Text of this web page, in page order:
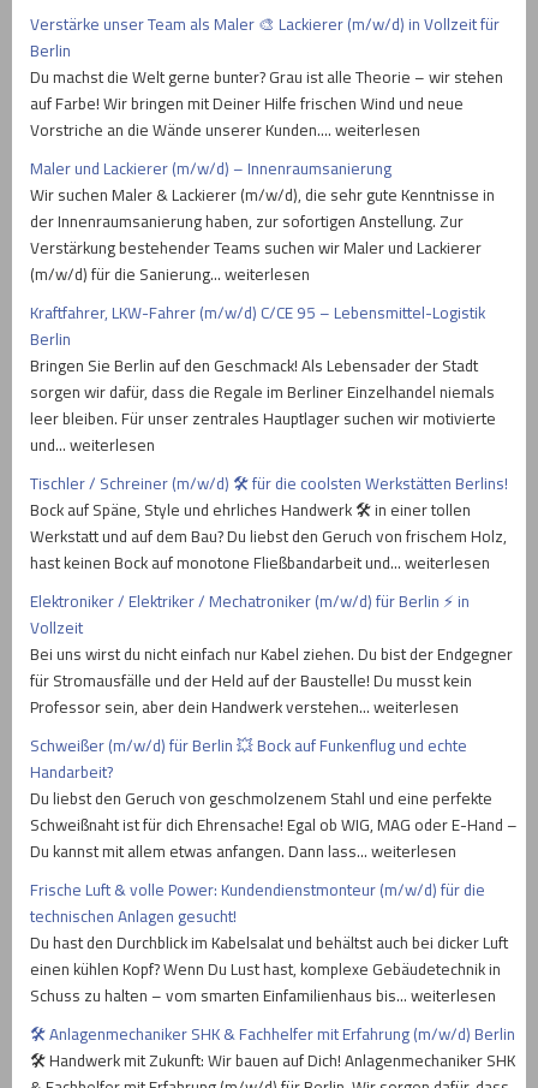
Verstärke unser Team als Maler 🎨 Lackierer (m/w/d) in Vollzeit für
Berlin
Du machst die Welt gerne bunter? Grau ist alle Theorie – wir stehen
auf Farbe! Wir bringen mit Deiner Hilfe frischen Wind und neue
Vorstriche an die Wände unserer Kunden.… weiterlesen
Maler und Lackierer (m/w/d) – Innenraumsanierung
Wir suchen Maler & Lackierer (m/w/d), die sehr gute Kenntnisse in
der Innenraumsanierung haben, zur sofortigen Anstellung. Zur
Verstärkung bestehender Teams suchen wir Maler und Lackierer
(m/w/d) für die Sanierung… weiterlesen
Kraftfahrer, LKW-Fahrer (m/w/d) C/CE 95 – Lebensmittel-Logistik
Berlin
Bringen Sie Berlin auf den Geschmack! Als Lebensader der Stadt
sorgen wir dafür, dass die Regale im Berliner Einzelhandel niemals
leer bleiben. Für unser zentrales Hauptlager suchen wir motivierte
und… weiterlesen
Tischler / Schreiner (m/w/d) 🛠️ für die coolsten Werkstätten Berlins!
Bock auf Späne, Style und ehrliches Handwerk 🛠️ in einer tollen
Werkstatt und auf dem Bau? Du liebst den Geruch von frischem Holz,
hast keinen Bock auf monotone Fließbandarbeit und… weiterlesen
Elektroniker / Elektriker / Mechatroniker (m/w/d) für Berlin ⚡ in
Vollzeit
Bei uns wirst du nicht einfach nur Kabel ziehen. Du bist der Endgegner
für Stromausfälle und der Held auf der Baustelle! Du musst kein
Professor sein, aber dein Handwerk verstehen… weiterlesen
Schweißer (m/w/d) für Berlin 💥 Bock auf Funkenflug und echte
Handarbeit?
Du liebst den Geruch von geschmolzenem Stahl und eine perfekte
Schweißnaht ist für dich Ehrensache! Egal ob WIG, MAG oder E-Hand –
Du kannst mit allem etwas anfangen. Dann lass… weiterlesen
Frische Luft & volle Power: Kundendienstmonteur (m/w/d) für die
technischen Anlagen gesucht!
Du hast den Durchblick im Kabelsalat und behältst auch bei dicker Luft
einen kühlen Kopf? Wenn Du Lust hast, komplexe Gebäudetechnik in
Schuss zu halten – vom smarten Einfamilienhaus bis… weiterlesen
🛠️ Anlagenmechaniker SHK & Fachhelfer mit Erfahrung (m/w/d) Berlin
🛠️ Handwerk mit Zukunft: Wir bauen auf Dich! Anlagenmechaniker SHK